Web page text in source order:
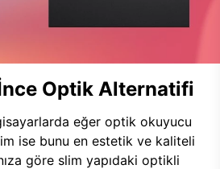
Optik Alternatifi
eğer optik okuyucu
ise bunu en estetik ve kaliteli
göre slim yapıdaki optikli